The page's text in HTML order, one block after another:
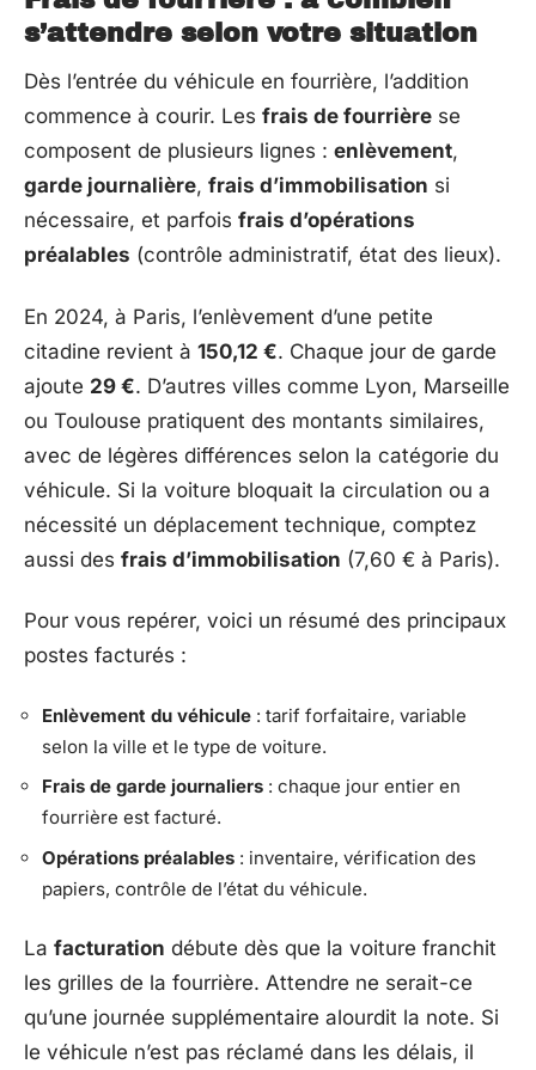
s’attendre selon votre situation
Dès l’entrée du véhicule en fourrière, l’addition
commence à courir. Les frais de fourrière se
composent de plusieurs lignes : enlèvement,
garde journalière, frais d’immobilisation si
nécessaire, et parfois frais d’opérations
préalables (contrôle administratif, état des lieux).
En 2024, à Paris, l’enlèvement d’une petite
citadine revient à 150,12 €. Chaque jour de garde
ajoute 29 €. D’autres villes comme Lyon, Marseille
ou Toulouse pratiquent des montants similaires,
avec de légères différences selon la catégorie du
véhicule. Si la voiture bloquait la circulation ou a
nécessité un déplacement technique, comptez
aussi des frais d’immobilisation (7,60 € à Paris).
Pour vous repérer, voici un résumé des principaux
postes facturés :
Enlèvement du véhicule : tarif forfaitaire, variable
selon la ville et le type de voiture.
Frais de garde journaliers : chaque jour entier en
fourrière est facturé.
Opérations préalables : inventaire, vérification des
papiers, contrôle de l’état du véhicule.
La facturation débute dès que la voiture franchit
les grilles de la fourrière. Attendre ne serait-ce
qu’une journée supplémentaire alourdit la note. Si
le véhicule n’est pas réclamé dans les délais, il